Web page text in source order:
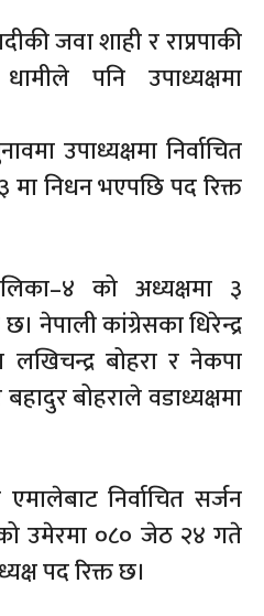
जवा शाही र राप्रपाकी
पनि उपाध्यक्षमा
उपाध्यक्षमा निर्वाचित
मा निधन भएपछि पद रिक्त
को अध्यक्षमा ३
नेपाली कांग्रेसका धिरेन्द्र
बोहरा र नेकपा
बोहराले वडाध्यक्षमा
निर्वाचित सर्जन
उमेरमा ०८० जेठ २४ गते
पद रिक्त छ।